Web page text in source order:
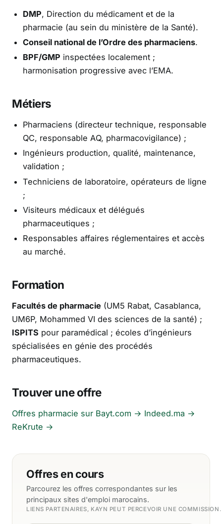
DMP, Direction du médicament et de la
pharmacie (au sein du ministère de la Santé).
Conseil national de l’Ordre des pharmaciens.
BPF/GMP inspectées localement ;
harmonisation progressive avec l’EMA.
Métiers
Pharmaciens (directeur technique, responsable
QC, responsable AQ, pharmacovigilance) ;
Ingénieurs production, qualité, maintenance,
validation ;
Techniciens de laboratoire, opérateurs de ligne
;
Visiteurs médicaux et délégués
pharmaceutiques ;
Responsables affaires réglementaires et accès
au marché.
Formation
Facultés de pharmacie (UM5 Rabat, Casablanca,
UM6P, Mohammed VI des sciences de la santé) ;
ISPITS pour paramédical ; écoles d’ingénieurs
spécialisées en génie des procédés
pharmaceutiques.
Trouver une offre
Offres pharmacie sur Bayt.com → Indeed.ma →
ReKrute →
Offres en cours
Parcourez les offres correspondantes sur les
principaux sites d'emploi marocains.
LIENS PARTENAIRES, KAYN PEUT PERCEVOIR UNE